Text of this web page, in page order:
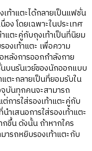
ท้าแตะได้กลายเป็นแฟชั่น
ง โดยเฉพาะในประเทศ
แตะคู่กับถุงเท้าเป็นที่นิยม
งเท้าแตะ เพื่อความ
หลังการออกกำลังกาย
บนรันเวย์ของนักออกแบบ
ตะกลายเป็นที่ยอมรับใน
บันทุกคนจะสามารถ
ารใส่รองเท้าแตะคู่กับ
เสนอการใส่รองเท้าแตะ
ขึ้น ดังนั้น ถ้าหากใคร
ารถหยิบรองเท้าแตะกับ